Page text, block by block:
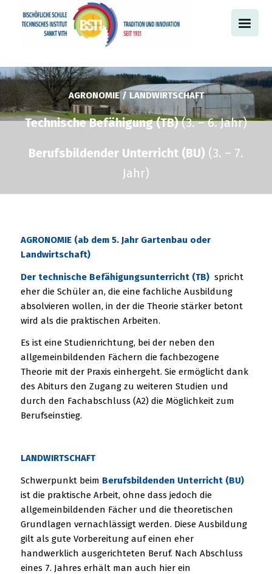
AGRONOMIE / LANDWIRTSCHAFT
Technische Befähigung (TB)(3. – 6. Jahr)
Berufsbildender Unterricht (BU) (3. – 7.
Jahr)
AGRONOMIE (ab dem 5. Jahr Gartenbau oder
Landwirtschaft)
Der technische Befähigungsunterricht (TB) spricht
eher die Schüler an, die eine fachliche Ausbildung
absolvieren wollen, in der die Theorie stärker betont
wird als die praktischen Arbeiten.
Es ist eine Studienrichtung, bei der neben den
allgemeinbildenden Fächern die fachbezogene
Theorie mit der Praxis einhergeht. Sie ermöglicht dank
des Abiturs den Zugang zu weiteren Studien und
durch den Fachabschluss (A2) die Möglichkeit zum
Berufseinstieg.
LANDWIRTSCHAFT
Schwerpunkt beim Berufsbildenden Unterricht (BU)
ist die praktische Arbeit, ohne dass jedoch die
allgemeinbildenden Fächer und die theoretischen
Grundlagen vernachlässigt werden. Diese Ausbildung
gilt als gute Vorbereitung auf einen eher
handwerklich ausgerichteten Beruf. Nach Abschluss
eines 7. Jahres erhält man auch hier ein